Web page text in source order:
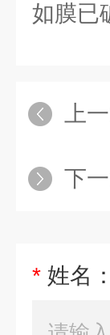
如膜已
上
下一
* 姓名：